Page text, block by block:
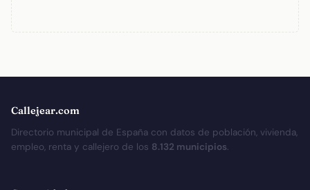
Callejear.com
Directorio municipal de España con datos de población, vivienda,
empleo, renta y callejero de los 8.132 municipios.